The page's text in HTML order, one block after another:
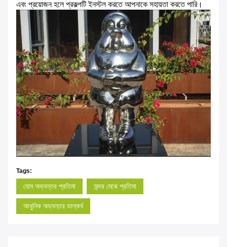
এবং প্রয়োজন হলে প্রকল্পটি ইনস্টল করতে আপনাকে সহায়তা করতে পারি।
Tags:
হোম অভ্যন্তর প্রতিমা অন্দর মেঝে প্রতিমা
আধুনিক অভ্যন্তর ভাস্কর্য